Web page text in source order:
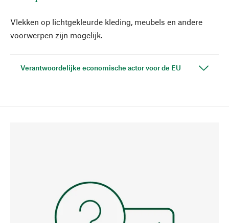
Vlekken op lichtgekleurde kleding, meubels en andere
voorwerpen zijn mogelijk.
Verantwoordelijke economische actor voor de EU